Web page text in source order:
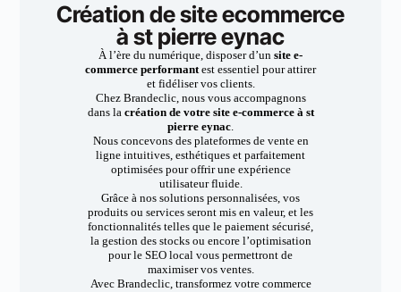
Création de site ecommerce
à st pierre eynac
À l’ère du numérique, disposer d’un site e-
commerce performantest essentiel pour attirer
et fidéliser vos clients.
Chez Brandeclic, nous vous accompagnons
dans la création de votre site e-commerce à st
pierre eynac.
Nous concevons des plateformes de vente en
ligne intuitives, esthétiques et parfaitement
optimisées pour offrir une expérience
utilisateur fluide.
Grâce à nos solutions personnalisées, vos
produits ou services seront mis en valeur, et les
fonctionnalités telles que le paiement sécurisé,
la gestion des stocks ou encore l’optimisation
pour le SEO local vous permettront de
maximiser vos ventes.
Avec Brandeclic, transformez votre commerce